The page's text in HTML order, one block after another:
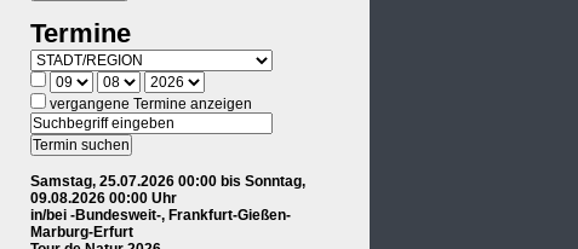
Termine
vergangene Termine anzeigen
Samstag, 25.07.2026 00:00 bis Sonntag,
09.08.2026 00:00 Uhr
in/bei -Bundesweit-, Frankfurt-Gießen-
Marburg-Erfurt